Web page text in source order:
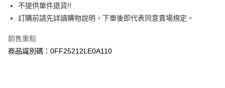
元大商業銀行
玉山商業銀行
星展（台灣）商業銀行
台灣樂天信用卡公司
悠遊付
大哥付你分期
相關說明
不提供單件退貨!!
訂購前請先詳讀購物說明，下單後即代表同意賣場規定。
銷售重點
商品識別碼：0FF25212LE0A110